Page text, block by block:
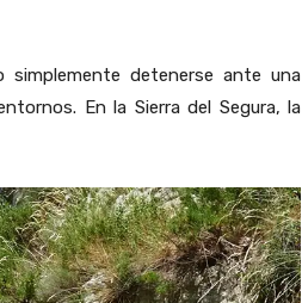
simplemente detenerse ante una
En la Sierra del Segura, la